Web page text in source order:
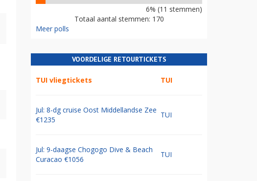
6% (11 stemmen)
Totaal aantal stemmen: 170
Meer polls
VOORDELIGE RETOURTICKETS
TUI vliegtickets TUI
Jul: 8-dg cruise Oost Middellandse Zee
€1235
TUI
Jul: 9-daagse Chogogo Dive & Beach
Curacao €1056
TUI